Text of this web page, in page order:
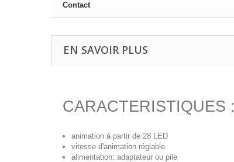
Contact
EN SAVOIR PLUS
CARACTERISTIQUES :
animation à partir de 28 LED
vitesse d'animation réglable
alimentation: adaptateur ou pile